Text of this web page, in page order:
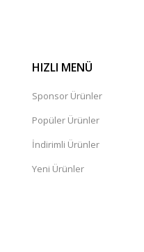
HIZLI MENÜ
Sponsor Ürünler
Popüler Ürünler
İndirimli Ürünler
Yeni Ürünler